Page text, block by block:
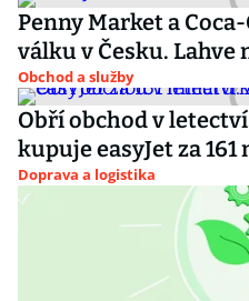
Penny Market a
válku v Česku. Lahve
Obchod a služby
Obří obchod v
kupuje easyJet za
Doprava a logistika